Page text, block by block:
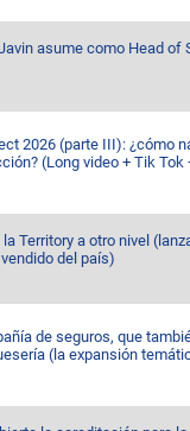
asume como Head of
2026 (parte III): ¿cómo
(Long video + Tik
la Territory a otro nivel
del país)
de seguros, que
(la expansión